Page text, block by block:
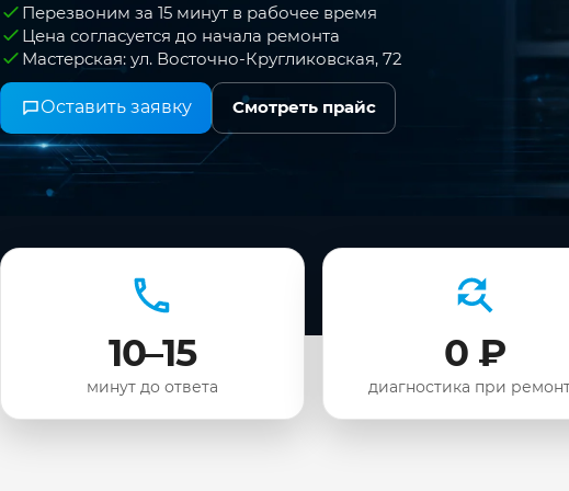
Перезвоним за 15 минут в рабочее время
Цена согласуется до начала ремонта
Мастерская: ул. Восточно-Кругликовская, 72
Оставить заявку Смотреть прайс
10–15
минут до ответа
0 ₽
диагностика при